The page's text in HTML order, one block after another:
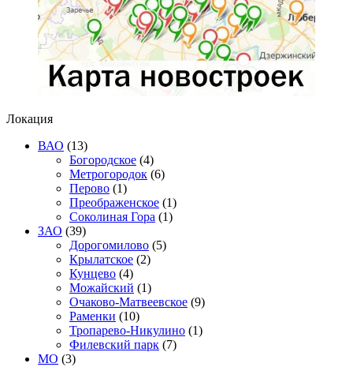
Локация
ВАО (13)
Богородское (4)
Метрогородок (6)
Перово (1)
Преображенское (1)
Соколиная Гора (1)
ЗАО (39)
Дорогомилово (5)
Крылатское (2)
Кунцево (4)
Можайский (1)
Очаково-Матвеевское (9)
Раменки (10)
Тропарево-Никулино (1)
Филевский парк (7)
МО (3)